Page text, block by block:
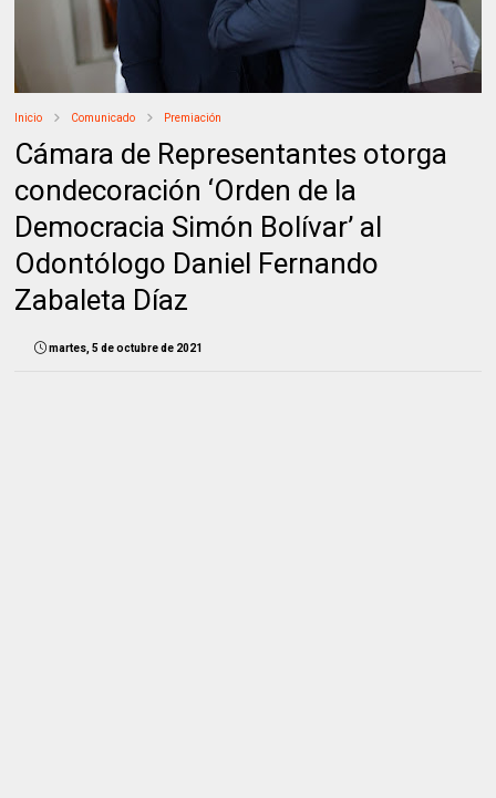
Inicio Comunicado Premiación
Cámara de Representantes otorga
condecoración ‘Orden de la
Democracia Simón Bolívar’ al
Odontólogo Daniel Fernando
Zabaleta Díaz
martes, 5 de octubre de 2021